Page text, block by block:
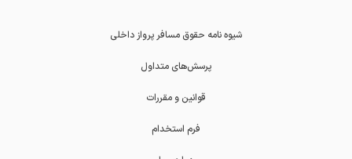
شیوه نامه حقوق مسافر پرواز داخلی
پرسش‌های متداول
قوانین و مقررات
فرم استخدام